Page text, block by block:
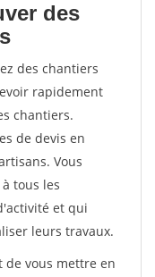
des
des chantiers
rapidement
chantiers.
de devis en
Vous
tous les
et qui
leurs travaux.
vous mettre en